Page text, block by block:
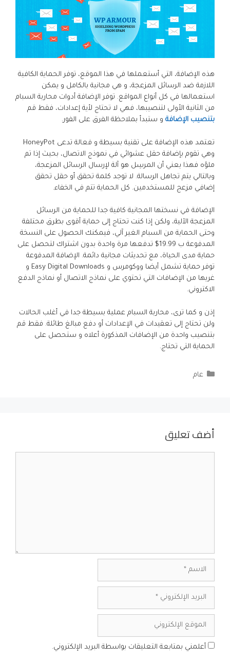
هذه الإضافة، التي أستعملها في هذا الموقع، توفر الحماية الكافية
اللازمة ضد الرسائل المزعجة، و هي مجانية بالكامل و يمكن
استعمالها في كل أنواع المواقع. توفر الإضافة أدوات محاربة السبام
من الثانية الأولى لتنصيبها، فهي لا تحتاج لأية إعدادات، فقط قم
بتنصيب الإضافة و ستبدأ بملاحظة الفرق على الفور.
تعتمد هذه الإضافة على تقنية بسيطة و فعالة تدعى HoneyPot
وهي تقوم بإضافة حقل عشوائي في نموذج الاتصال، بحيث إذا تم
ملؤه فهذا يعني أن المرسِل هو آلة لإرسال الرسائل المزعجة،
وبالتالي يتم تجاهل الرسالة. لا توجد كلمة تحقق أو حقل تحقق
إضافي مزعج للمستخدمين. كل الحماية تتم في الخفاء.
الإضافة في نسختها المجانية كافية جدا للحماية من الرسائل
المزعجة الآلية، ولكن إذا كنت تحتاج إلى حماية أقوى بطرق محتلفة
وحتى الحماية من السبام الغير آلي، فيمكنك الحصول على النسخة
المدفوعة ب 19.99$ تدفعها مرة واحدة بدون اشتراك لتحصل على
حماية مدى الحياة، مع تحديثات مجانية دائمة. الإضافة المدفوعة
توفر حماية تشمل أيضا ووكومرس و Easy Digital Downloads و
غريها من الإضافات التي تحتوي على نماذج الاتصال أو نماذج الدفع
الاكتروني.
إذن و كما ترى، محاربة السبام عملية بسيطة جدا في أغلب الحالات
ولن تحتاج إلى تعقيدات في الإعدادات أو دفع مبالغ طائلة. فقط قم
بتنصيب واحدة من الإضافات المذكورة أعلاه و ستحصل على
الحماية التي تحتاج.
التصنيفات
عام
أضف تعليق
الإلكتروني
الإلكتروني
أعلمني بمتابعة التعليقات بواسطة البريد الإلكتروني.